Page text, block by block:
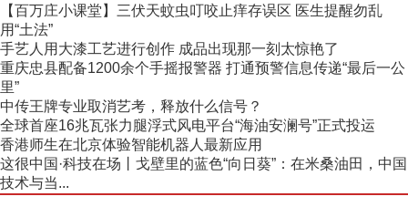
【百万庄小课堂】三伏天蚊虫叮咬止痒存误区 医生提醒勿乱
用“土法”
手艺人用大漆工艺进行创作 成品出现那一刻太惊艳了
重庆忠县配备1200余个手摇报警器 打通预警信息传递“最后一公
里”
中传王牌专业取消艺考，释放什么信号？
全球首座16兆瓦张力腿浮式风电平台“海油安澜号”正式投运
香港师生在北京体验智能机器人最新应用
这很中国·科技在场丨戈壁里的蓝色“向日葵”：在米桑油田，中国
技术与当...